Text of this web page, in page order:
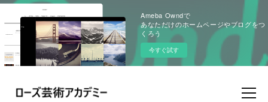
Ameba Owndで
あなただけのホームページやブログをつ
くろう
今すぐ試す